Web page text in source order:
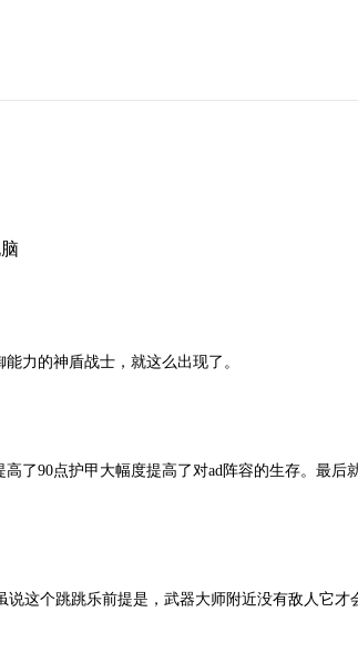
力的神盾战士，就这么出现了。
了90点护甲大幅度提高了对ad阵容的生存。最后
这个跳跳乐前提是，武器大师附近没有敌人它才